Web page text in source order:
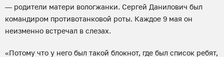
— родители матери вологжанки. Сергей Данилович был
командиром противотанковой роты. Каждое 9 мая он
неизменно встречал в слезах.
«Потому что у него был такой блокнот, где был список ребят,